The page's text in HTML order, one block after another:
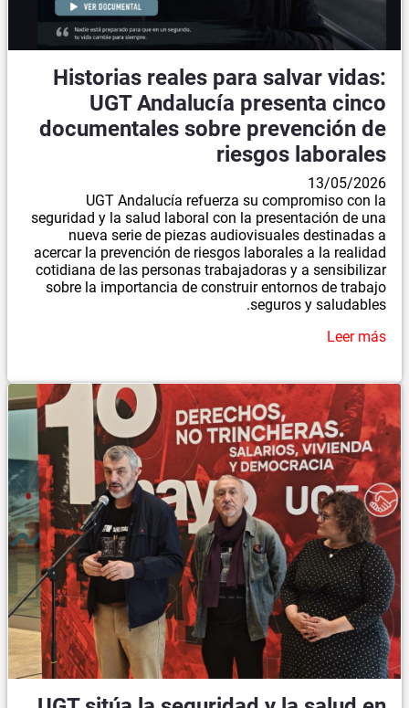
Historias reales para salvar vidas:
UGT Andalucía presenta cinco
documentales sobre prevención de
riesgos laborales
13/05/2026
UGT Andalucía refuerza su compromiso con la
seguridad y la salud laboral con la presentación de una
nueva serie de piezas audiovisuales destinadas a
acercar la prevención de riesgos laborales a la realidad
cotidiana de las personas trabajadoras y a sensibilizar
sobre la importancia de construir entornos de trabajo
seguros y saludables.
Leer más